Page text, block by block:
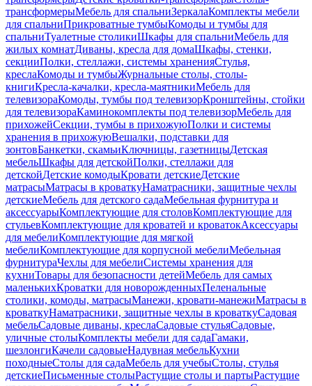
трансформерыМебель для спальниЗеркалаКомплекты мебели
для спальниПрикроватные тумбыКомоды и тумбы для
спальниТуалетные столикиШкафы для спальниМебель для
жилых комнатДиваны, кресла для домаШкафы, стенки,
секцииПолки, стеллажи, системы храненияСтулья,
креслаКомоды и тумбыЖурнальные столы, столы-
книгиКресла-качалки, кресла-маятникиМебель для
телевизораКомоды, тумбы под телевизорКронштейны, стойки
для телевизораКаминокомплекты под телевизорМебель для
прихожейСекции, тумбы в прихожуюПолки и системы
хранения в прихожуюВешалки, подставки для
зонтовБанкетки, скамьиКлючницы, газетницыДетская
мебельШкафы для детскойПолки, стеллажи для
детскойДетские комодыКровати детскиеДетские
матрасыМатрасы в кроваткуНаматрасники, защитные чехлы
детскиеМебель для детского садаМебельная фурнитура и
аксессуарыКомплектующие для столовКомплектующие для
стульевКомплектующие для кроватей и кроватокАксессуары
для мебелиКомплектующие для мягкой
мебелиКомплектующие для корпусной мебелиМебельная
фурнитураЧехлы для мебелиСистемы хранения для
кухниТовары для безопасности детейМебель для самых
маленькихКроватки для новорожденныхПеленальные
столики, комоды, матрасыМанежи, кровати-манежиМатрасы в
кроваткуНаматрасники, защитные чехлы в кроваткуСадовая
мебельСадовые диваны, креслаСадовые стульяСадовые,
уличные столыКомплекты мебели для садаГамаки,
шезлонгиКачели садовыеНадувная мебельКухни
походныеСтолы для садаМебель для учебыСтолы, стулья
детскиеПисьменные столыРастущие столы и партыРастущие